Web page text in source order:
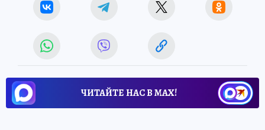
ЧИТАЙТЕ НАС В МАХ!